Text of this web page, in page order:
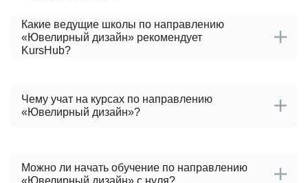
Какие ведущие школы по направлению
«Ювелирный дизайн» рекомендует
KursHub?
дизайн» KursHub выделяет ведущие проверенные
школы:
При выборе учитываются релевантность программ,
Чему учат на курсах по направлению
«Ювелирный дизайн»?
обычно разбирают базовые понятия, практические
задачи и инструменты, которые нужны для
Можно ли начать обучение по направлению
«Ювелирный дизайн» с нуля?